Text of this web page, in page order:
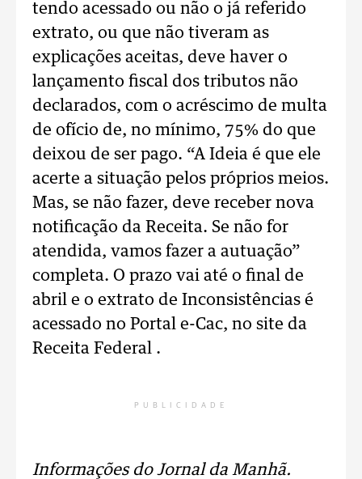
tendo acessado ou não o já referido
extrato, ou que não tiveram as
explicações aceitas, deve haver o
lançamento fiscal dos tributos não
declarados, com o acréscimo de multa
de ofício de, no mínimo, 75% do que
deixou de ser pago. “A Ideia é que ele
acerte a situação pelos próprios meios.
Mas, se não fazer, deve receber nova
notificação da Receita. Se não for
atendida, vamos fazer a autuação”
completa. O prazo vai até o final de
abril e o extrato de Inconsistências é
acessado no Portal e-Cac, no site da
Receita Federal .
PUBLICIDADE
Informações do Jornal da Manhã.